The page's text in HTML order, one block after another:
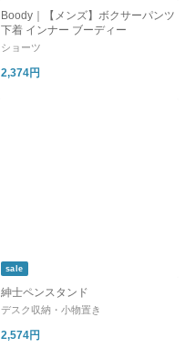
Boody｜【メンズ】ボクサーパンツ
下着 インナー ブーディー
ショーツ
2,374円
sale
紳士ペンスタンド
デスク収納・小物置き
2,574円